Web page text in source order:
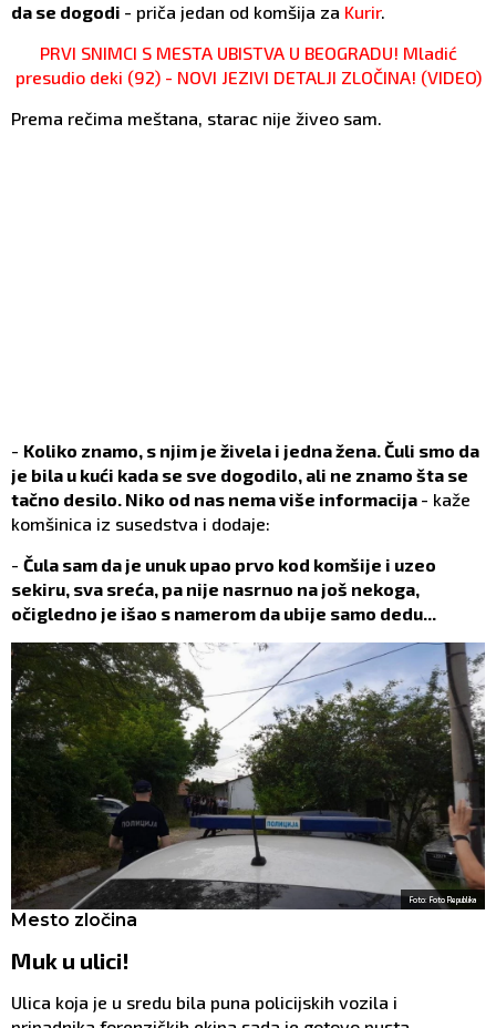
da se dogodi - priča jedan od komšija za Kurir.
PRVI SNIMCI S MESTA UBISTVA U BEOGRADU! Mladić
presudio deki (92) - NOVI JEZIVI DETALJI ZLOČINA! (VIDEO)
Prema rečima meštana, starac nije živeo sam.
- Koliko znamo, s njim je živela i jedna žena. Čuli smo da
je bila u kući kada se sve dogodilo, ali ne znamo šta se
tačno desilo. Niko od nas nema više informacija - kaže
komšinica iz susedstva i dodaje:
- Čula sam da je unuk upao prvo kod komšije i uzeo
sekiru, sva sreća, pa nije nasrnuo na još nekoga,
očigledno je išao s namerom da ubije samo dedu...
Foto: Foto Republika
Mesto zločina
Muk u ulici!
Ulica koja je u sredu bila puna policijskih vozila i